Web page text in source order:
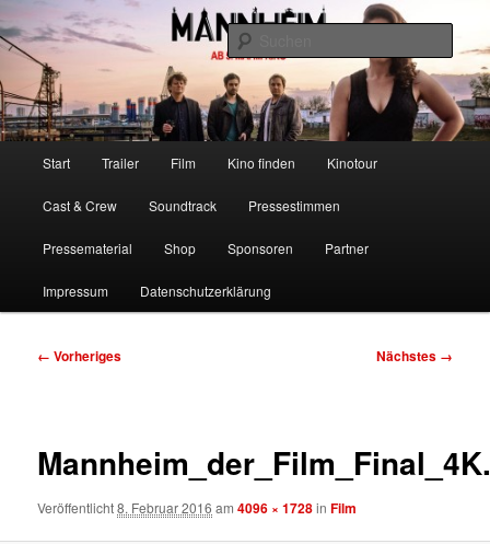
Zum
primären
Inhalt
springenMannheim – Der Film
Ab 5. Mai im Kino
Start Trailer Film Kino finden Kinotour
Cast & Crew Soundtrack Pressestimmen
Pressematerial Shop Sponsoren Partner
Impressum Datenschutzerklärung
Bilder-
← Vorheriges Nächstes →
Veröffentlicht8. Februar 2016 am4096 × 1728inFilm